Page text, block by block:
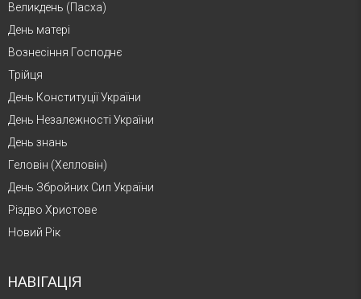
Великдень (Пасха)
День матері
Вознесіння Господнє
Трійця
День Конституції України
День Незалежності України
День знань
Геловін (Хелловін)
День Збройних Сил України
Різдво Христове
Новий Рік
НАВІГАЦІЯ